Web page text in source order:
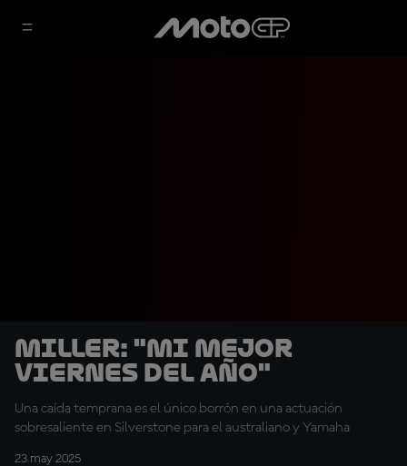
Miller: "Mi mejor
viernes del año"
Una caída temprana es el único borrón en una actuación
sobresaliente en Silverstone para el australiano y Yamaha
23 may 2025